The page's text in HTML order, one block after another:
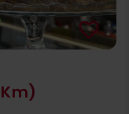
favorite_border